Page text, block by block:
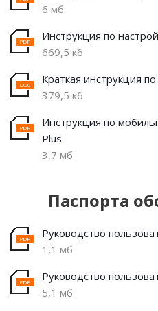
6 мб
Инструкция по
669,5 кб
Краткая инструкция по
379,5 кб
Инструкция по
Plus
3,7 мб
Паспорта
Руководство
1,1 мб
Руководство
5,1 мб